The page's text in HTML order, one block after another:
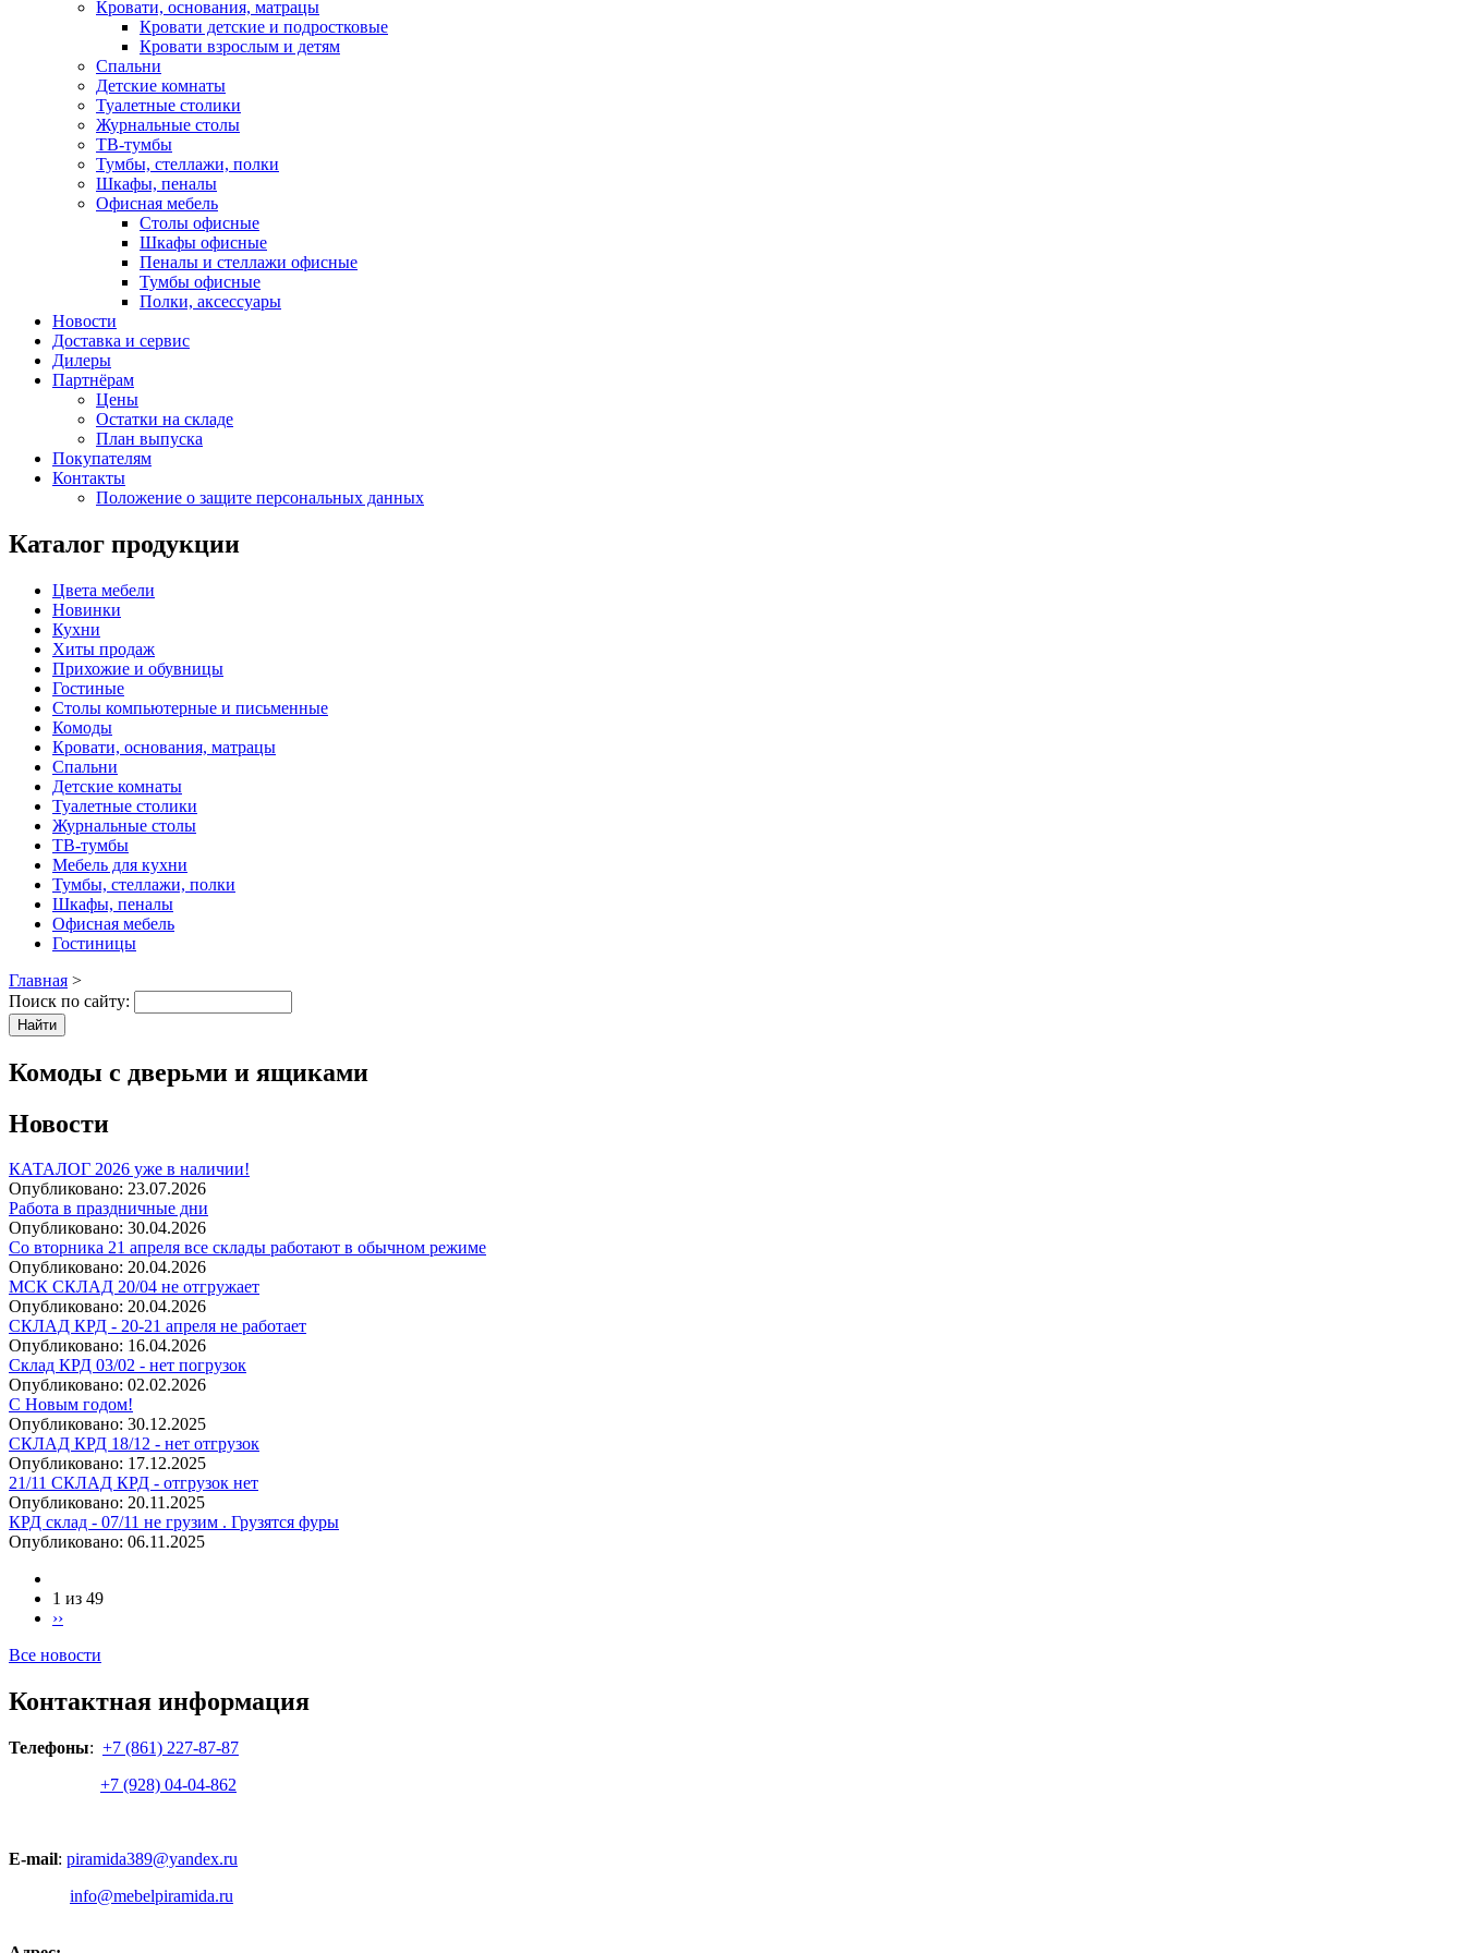
Кровати, основания, матрацы
Кровати детские и подростковые
Кровати взрослым и детям
Спальни
Детские комнаты
Туалетные столики
Журнальные столы
ТВ-тумбы
Тумбы, стеллажи, полки
Шкафы, пеналы
Офисная мебель
Столы офисные
Шкафы офисные
Пеналы и стеллажи офисные
Тумбы офисные
Полки, аксессуары
Новости
Доставка и сервис
Дилеры
Партнёрам
Цены
Остатки на складе
План выпуска
Покупателям
Контакты
Положение о защите персональных данных
Каталог продукции
Цвета мебели
Новинки
Кухни
Хиты продаж
Прихожие и обувницы
Гостиные
Столы компьютерные и письменные
Комоды
Кровати, основания, матрацы
Спальни
Детские комнаты
Туалетные столики
Журнальные столы
ТВ-тумбы
Мебель для кухни
Тумбы, стеллажи, полки
Шкафы, пеналы
Офисная мебель
Гостиницы
Главная >
Поиск по сайту:
Комоды с дверьми и ящиками
Новости
КАТАЛОГ 2026 уже в наличии!
Опубликовано: 23.07.2026
Работа в праздничные дни
Опубликовано: 30.04.2026
Со вторника 21 апреля все склады работают в обычном режиме
Опубликовано: 20.04.2026
МСК СКЛАД 20/04 не отгружает
Опубликовано: 20.04.2026
СКЛАД КРД - 20-21 апреля не работает
Опубликовано: 16.04.2026
Склад КРД 03/02 - нет погрузок
Опубликовано: 02.02.2026
С Новым годом!
Опубликовано: 30.12.2025
СКЛАД КРД 18/12 - нет отгрузок
Опубликовано: 17.12.2025
21/11 СКЛАД КРД - отгрузок нет
Опубликовано: 20.11.2025
КРД склад - 07/11 не грузим . Грузятся фуры
Опубликовано: 06.11.2025
1 из 49
››
Все новости
Контактная информация
Телефоны: +7 (861) 227-87-87
+7 (928) 04-04-862
E-mail: piramida389@yandex.ru
info@mebelpiramida.ru